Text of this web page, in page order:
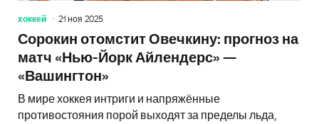
хоккей 21 ноя 2025
Сорокин отомстит Овечкину: прогноз на
матч «Нью-Йорк Айлендерс» —
«Вашингтон»
В мире хоккея интриги и напряжённые
противостояния порой выходят за пределы льда,